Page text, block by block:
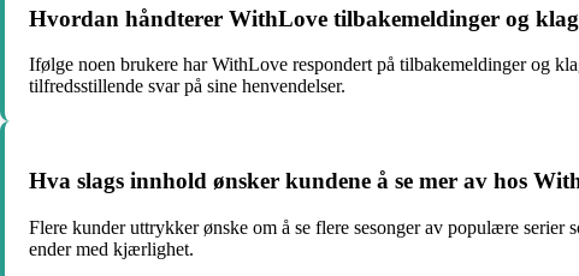
Hvordan håndterer WithLove tilbakemeldinger og
Ifølge noen brukere har WithLove respondert på tilbakemeldinger og
tilfredsstillende svar på sine henvendelser.
Hva slags innhold ønsker kundene å se mer av hos
Flere kunder uttrykker ønske om å se flere sesonger av populære
ender med kjærlighet.